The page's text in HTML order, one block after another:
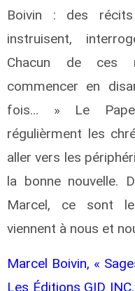
Boivin : des
instruisent,
Chacun de ces
commencer en
fois… » Le Pape
régulièrment les
aller vers les
la bonne nouvelle.
Marcel, ce sont
viennent à nous et
Marcel Boivin, «
Les Éditions GID